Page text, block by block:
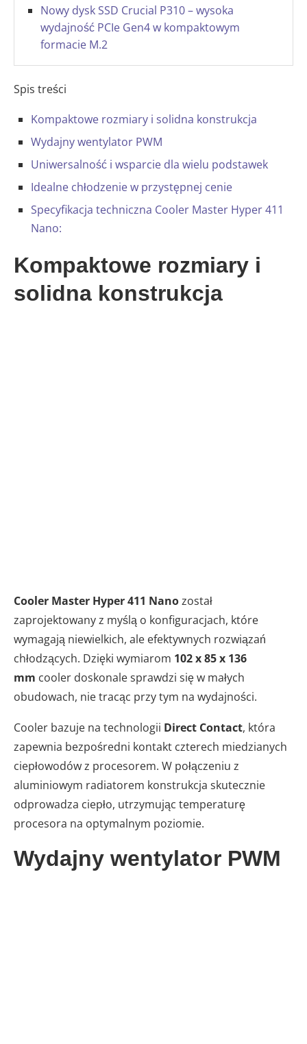
Nowy dysk SSD Crucial P310 – wysoka
wydajność PCIe Gen4 w kompaktowym
formacie M.2
Spis treści
Kompaktowe rozmiary i solidna konstrukcja
Wydajny wentylator PWM
Uniwersalność i wsparcie dla wielu podstawek
Idealne chłodzenie w przystępnej cenie
Specyfikacja techniczna Cooler Master Hyper 411
Nano:
Kompaktowe rozmiary i
solidna konstrukcja
Cooler Master Hyper 411 Nanozostał
zaprojektowany z myślą o konfiguracjach, które
wymagają niewielkich, ale efektywnych rozwiązań
chłodzących. Dzięki wymiarom 102 x 85 x 136
mm cooler doskonale sprawdzi się w małych
obudowach, nie tracąc przy tym na wydajności.
Cooler bazuje na technologii Direct Contact, która
zapewnia bezpośredni kontakt czterech miedzianych
ciepłowodów z procesorem. W połączeniu z
aluminiowym radiatorem konstrukcja skutecznie
odprowadza ciepło, utrzymując temperaturę
procesora na optymalnym poziomie.
Wydajny wentylator PWM